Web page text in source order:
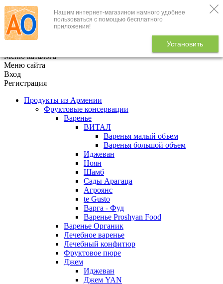
Нашим интернет-магазином намного удобнее
пользоваться с помощью бесплатного
приложения!
Установить
+7 (495) 646-888-1
В корзине
Меню каталога
Меню сайта
Вход
Регистрация
Продукты из Армении
Фруктовые консервации
Варенье
ВИТАЛ
Варенья малый объем
Варенья большой объем
Иджеван
Ноян
Шамб
Сады Арагаца
Агроянс
te Gusto
Варга - Фуд
Варенье Proshyan Food
Варенье Органик
Лечебное варенье
Лечебный конфитюр
Фруктовое пюре
Джем
Иджеван
Джем YAN